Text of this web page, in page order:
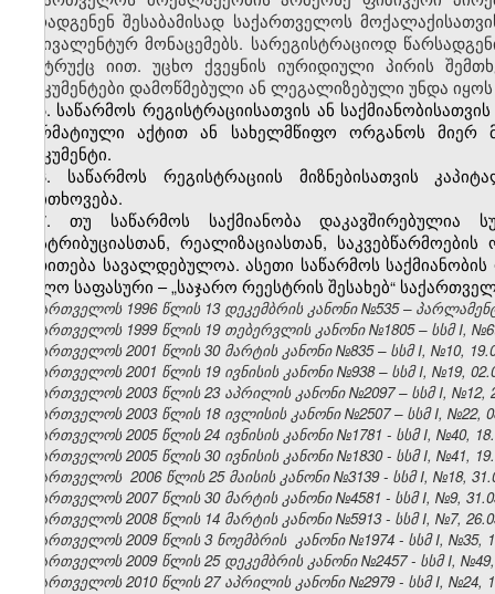
წარადგენენ შესაბამისად საქართველოს
ეკვივალენტურ მონაცემებს. სარეგისტრაციოდ
ინსტრუქც იით. უცხო ქვეყნის იურიდიული პირის
დოკუმენტები დამოწმებული ან ლეგალიზებული უნდა
5. საწარმოს რეგისტრაციისათვის ან
ნორმატიული აქტით ან სახელმწიფო ორგანოს მიერ
დოკუმენტი.
6. საწარმოს რეგისტრაციის მიზნებისათვის
მოითხოვება.
7. თუ საწარმოს საქმიანობა დაკავშირებულია
დისტრიბუციასთან, რეალიზაციასთან,
მითითება სავალდებულოა. ასეთი საწარმოს
ხოლო საფასური – „საჯარო რეესტრის შესახებ“
საქართველოს 1996 წლის 13 დეკემბრის კანონი №535 –
საქართველოს 1999 წლის 19 თებერვლის კანონი №1805 – სსმ I,
საქართველოს 2001 წლის 30 მარტის კანონი №835 – სსმ I, №10,
საქართველოს 2001 წლის 19 ივნისის კანონი №938 – სსმ I, №19,
საქართველოს 2003 წლის 23 აპრილის კანონი №2097 – სსმ I, №12,
საქართველოს 2003 წლის 18 ივლისის კანონი №2507 – სსმ I, №22,
საქართველოს 2005 წლის 24 ივნისის კანონი №1781 - სსმ I, №40,
საქართველოს 2005 წლის 30 ივნისის კანონი №1830 - სსმ I, №41,
საქართველოს 2006 წლის 25 მაისის კანონი №3139 - სსმ I, №18,
საქართველოს 2007 წლის 30 მარტის კანონი №4581 - სსმ I, №9,
საქართველოს 2008 წლის 14 მარტის კანონი №5913 - სსმ I, №7,
საქართველოს 2009 წლის 3 ნოემბრის კანონი №1974 - სსმ I, №35,
საქართველოს 2009 წლის 25 დეკემბრის კანონი №2457 - სსმ I, №49,
საქართველოს 2010 წლის 27 აპრილის კანონი №2979 - სსმ I, №24,